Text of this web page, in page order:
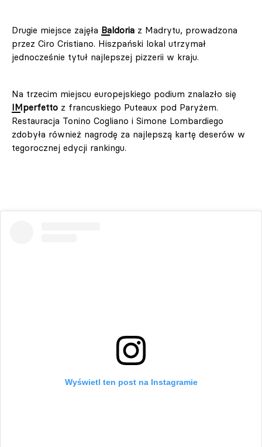
Drugie miejsce zajęła Baldoria z Madrytu, prowadzona
przez Ciro Cristiano. Hiszpański lokal utrzymał
jednocześnie tytuł najlepszej pizzerii w kraju.
Na trzecim miejscu europejskiego podium znalazło się
IMperfetto z francuskiego Puteaux pod Paryżem.
Restauracja Tonino Cogliano i Simone Lombardiego
zdobyła również nagrodę za najlepszą kartę deserów w
tegorocznej edycji rankingu.
Wyświetl ten post na Instagramie